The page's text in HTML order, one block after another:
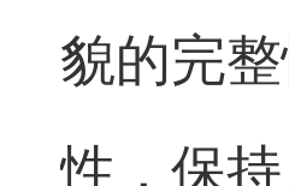
貌的完
性，保